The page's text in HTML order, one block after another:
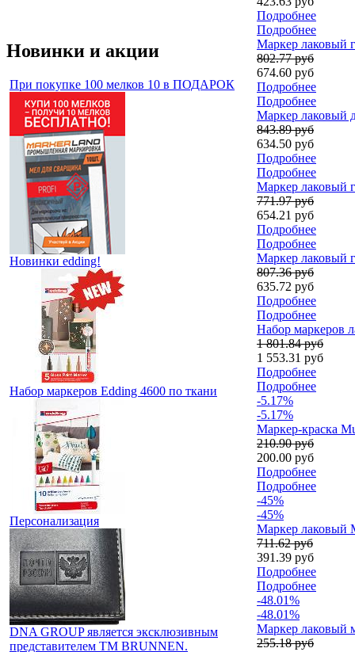
Новинки и акции
При покупке 100 мелков 10 в ПОДАРОК
Новинки edding!
Набор маркеров Edding 4600 по ткани
Персонализация
DNA GROUP является эксклюзивным
представителем TM BRUNNEN.
Подробнее
Подробнее
Маркер лаковый
802.77 руб
674.60 руб
Подробнее
Подробнее
Маркер лаковый
843.89 руб
634.50 руб
Подробнее
Подробнее
Маркер лаковый
771.97 руб
654.21 руб
Подробнее
Подробнее
Маркер лаковый
807.36 руб
635.72 руб
Подробнее
Подробнее
Набор маркеров
1 801.84 руб
1 553.31 руб
Подробнее
Подробнее
-5.17%
-5.17%
Маркер-краска
210.90 руб
200.00 руб
Подробнее
Подробнее
-45%
-45%
Маркер лаковый
711.62 руб
391.39 руб
Подробнее
Подробнее
-48.01%
-48.01%
Маркер лаковый
255.18 руб